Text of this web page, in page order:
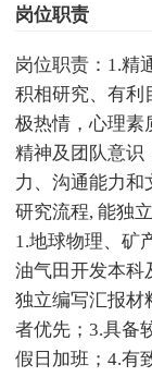
岗位职责
岗位职责：1.精
积相研究、有利
极热情，心理素
精神及团队意识
力、沟通能力和
研究流程, 能独
1.地球物理、矿
油气田开发本科
独立编写汇报材
者优先；3.具备
假日加班；4.有